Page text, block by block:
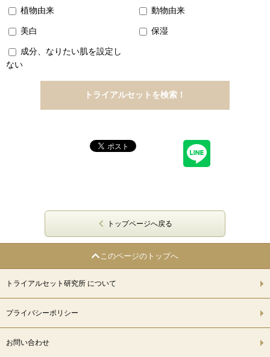
植物由来 動物由来
美白 保湿
成分、なりたい肌を設定し
ない
トップページへ戻る
このページのトップへ
トライアルセット研究所 について
プライバシーポリシー
お問い合わせ